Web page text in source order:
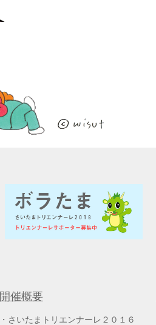
開催概要
さいたまトリエンナーレ２０１６